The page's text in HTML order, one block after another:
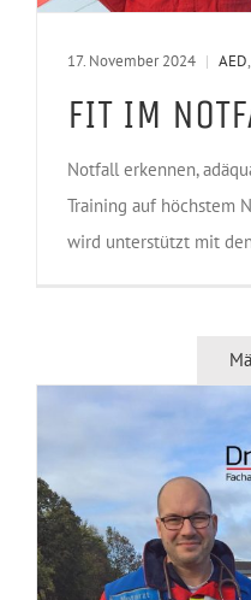
17. November 2024 | AED,
FIT IM
Notfall erkennen,
Training auf höchstem
wird unterstützt mit